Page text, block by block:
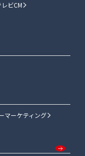
ビCM
マーケティング